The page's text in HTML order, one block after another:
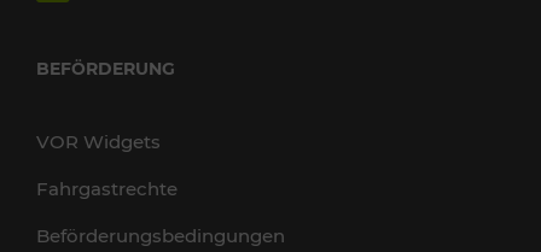
BEFÖRDERUNG
VOR Widgets
Fahrgastrechte
Beförderungsbedingungen